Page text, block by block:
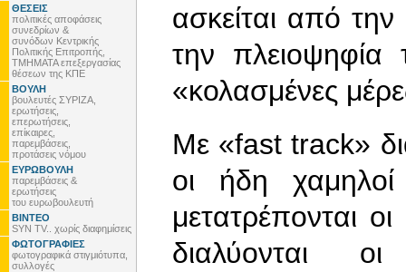
ΘΕΣΕΙΣ
πολιτικές αποφάσεις
συνεδρίων &
συνόδων Κεντρικής
Πολιτικής Επιτροπής,
ΤΜΗΜΑΤΑ επεξεργασίας
θέσεων της ΚΠΕ
ΒΟΥΛΗ
βουλευτές ΣΥΡΙΖΑ,
ερωτήσεις,
επερωτήσεις,
επίκαιρες,
παρεμβάσεις,
προτάσεις νόμου
ΕΥΡΩΒΟΥΛΗ
παρεμβάσεις &
ερωτήσεις
του ευρωβουλευτή
ΒΙΝΤΕΟ
SYN TV.. χωρίς διαφημίσεις
ΦΩΤΟΓΡΑΦΙΕΣ
φωτογραφικά στιγμιότυπα,
συλλογές
ασκείται από
την πλειοψηφία
«κολασμένες
Με «fast track»
οι ήδη χαμηλοί
μετατρέπονται
διαλύονται